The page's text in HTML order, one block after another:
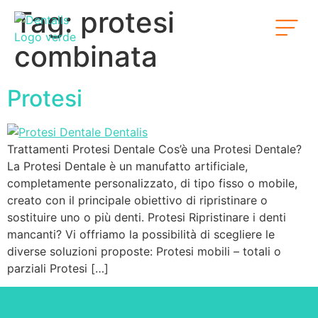
Tag: protesi
combinata
Protesi
Trattamenti Protesi Dentale Cos’è una Protesi Dentale?
La Protesi Dentale è un manufatto artificiale,
completamente personalizzato, di tipo fisso o mobile,
creato con il principale obiettivo di ripristinare o
sostituire uno o più denti. Protesi Ripristinare i denti
mancanti? Vi offriamo la possibilità di scegliere le
diverse soluzioni proposte: Protesi mobili – totali o
parziali Protesi […]